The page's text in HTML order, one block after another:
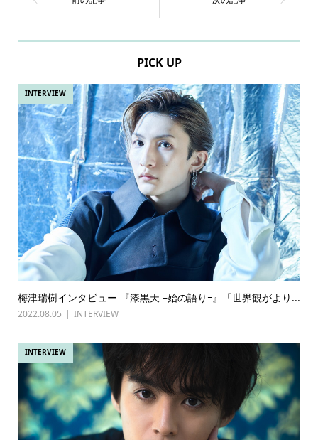
PICK UP
INTERVIEW
梅津瑞樹インタビュー 『漆黒天 –始の語りｰ』「世界観がより...
2022.08.05 INTERVIEW
INTERVIEW